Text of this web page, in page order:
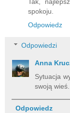
Tak,
spokoju.
Odpowiedz
Odpowiedzi
Anna
Sytuacja
swoją wieś.
Odpowiedz